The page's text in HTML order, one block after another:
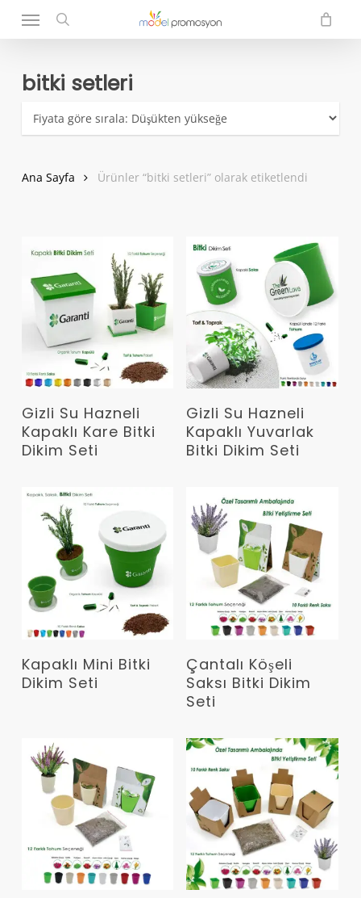
content
search
Menu
bitki setleri
Ana Sayfa Ürünler “bitki setleri” olarak etiketlendi
Devamını Oku
Gizli Su Hazneli
Kapaklı Kare Bitki
Dikim Seti
Devamını Oku
Gizli Su Hazneli
Kapaklı Yuvarlak
Bitki Dikim Seti
Devamını Oku
Kapaklı Mini Bitki
Dikim Seti
Devamını Oku
Çantalı Köşeli
Saksı Bitki Dikim
Seti